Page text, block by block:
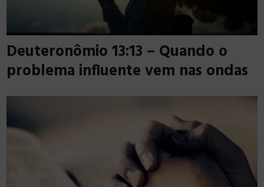
Deuteronômio 13:13 – Quando o
problema influente vem nas ondas